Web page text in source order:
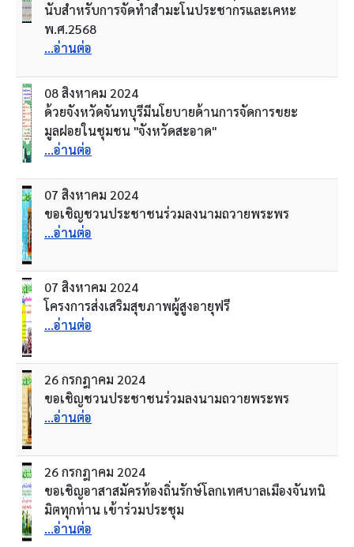
นับสำหรับการจัดทำสำมะโนประชากรและเคหะ
พ.ศ.2568
...อ่านต่อ
08 สิงหาคม 2024
ด้วยจังหวัดจันทบุรีมีนโยบายด้านการจัดการขยะ
มูลฝอยในชุมชน "จังหวัดสะอาด"
...อ่านต่อ
07 สิงหาคม 2024
ขอเชิญชวนประชาชนร่วมลงนามถวายพระพร
...อ่านต่อ
07 สิงหาคม 2024
โครงการส่งเสริมสุขภาพผู้สูงอายุฟรี
...อ่านต่อ
26 กรกฎาคม 2024
ขอเชิญชวนประชาชนร่วมลงนามถวายพระพร
...อ่านต่อ
26 กรกฎาคม 2024
ขอเชิญอาสาสมัครท้องถิ่นรักษ์โลกเทศบาลเมืองจันทนิ
มิตทุกท่าน เข้าร่วมประชุม
...อ่านต่อ